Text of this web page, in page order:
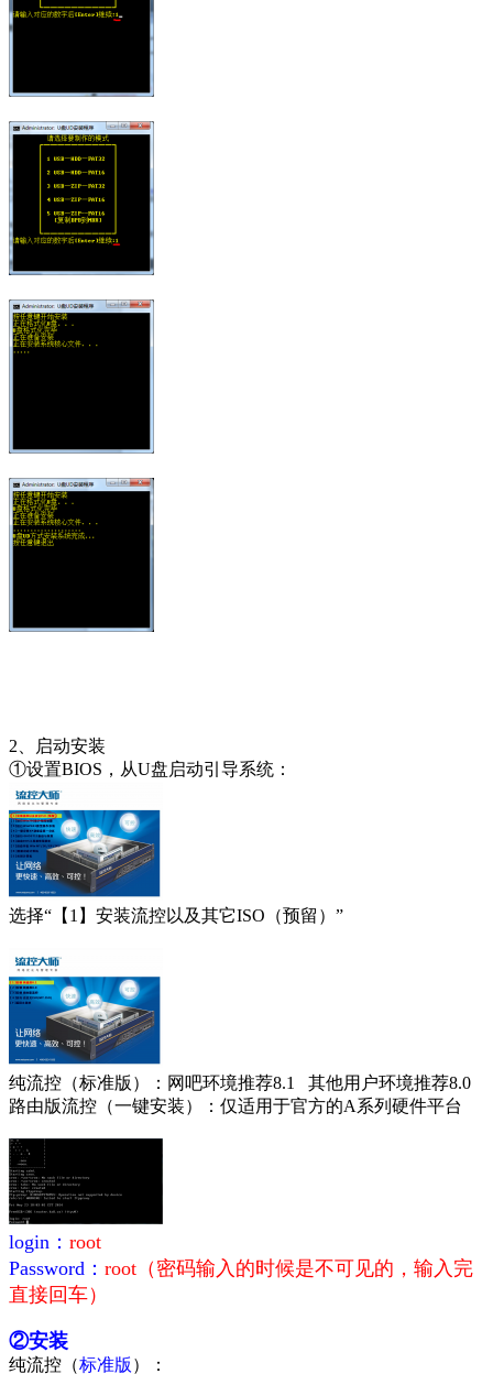
2、启动安装
①设置BIOS，从U盘启动引导系统：
选择“【1】安装流控以及其它ISO （预留） ”
纯流控（标准版）：网吧环境推荐8.1 其他用户环境推荐8.0
路由版流控（一键安装）：仅适用于官方的A系列硬件平台
login ： root
Password ： root （密码输入的时候是不可见的，输入完
直接回车）
②安装
纯流控（标准版 ）：